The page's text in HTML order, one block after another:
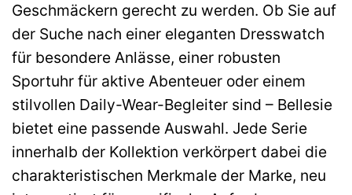
Geschmäckern gerecht zu werden. Ob Sie auf
der Suche nach einer eleganten Dresswatch
für besondere Anlässe, einer robusten
Sportuhr für aktive Abenteuer oder einem
stilvollen Daily-Wear-Begleiter sind – Bellesie
bietet eine passende Auswahl. Jede Serie
innerhalb der Kollektion verkörpert dabei die
charakteristischen Merkmale der Marke, neu